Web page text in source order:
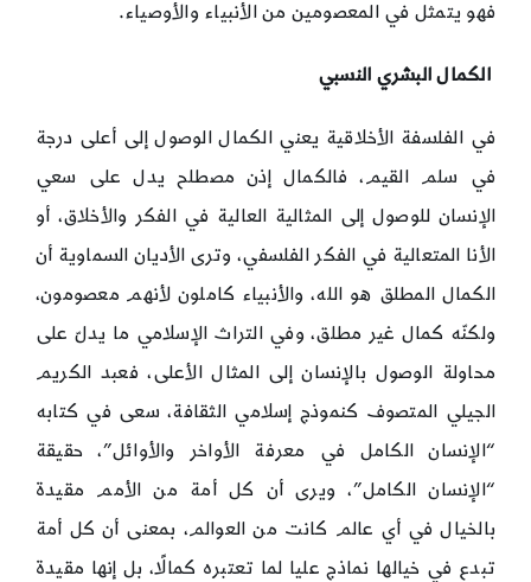
فهو يتمثل في المعصومين من الأنبياء والأوصياء.
الكمال البشري النسبي
في الفلسفة الأخلاقية يعني الكمال الوصول إلى أعلى درجة
في سلم القيم، فالكمال إذن مصطلح يدل على سعي
الإنسان للوصول إلى المثالية العالية في الفكر والأخلاق، أو
الأنا المتعالية في الفكر الفلسفي، وترى الأديان السماوية أن
الكمال المطلق هو الله، والأنبياء كاملون لأنهم معصومون،
ولكنّه كمال غير مطلق، وفي التراث الإسلامي ما يدلّ على
محاولة الوصول بالإنسان إلى المثال الأعلى، فعبد الكريم
الجيلي المتصوف كنموذج إسلامي الثقافة، سعى في كتابه
“الإنسان الكامل في معرفة الأواخر والأوائل”، حقيقة
“الإنسان الكامل”، ويرى أن كل أمة من الأمم مقيدة
بالخيال في أي عالم كانت من العوالم، بمعنى أن كل أمة
تبدع في خيالها نماذج عليا لما تعتبره كمالًا، بل إنها مقيدة